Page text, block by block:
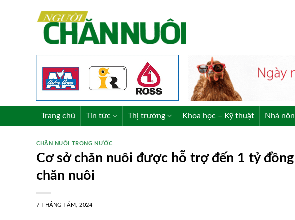
Trang chủ Tin tức Thị trường Khoa học – Kỹ thuật Nhà
CHĂN NUÔI TRONG NƯỚC
Cơ sở chăn nuôi được hỗ trợ đến 1 tỷ
chăn nuôi
7 THÁNG TÁM, 2024